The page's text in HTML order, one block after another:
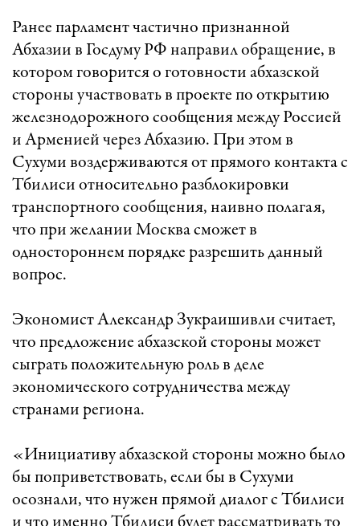
Ранее парламент частично признанной
Абхазии в Госдуму РФ направил обращение, в
котором говорится о готовности абхазской
стороны участвовать в проекте по открытию
железнодорожного сообщения между Россией
и Арменией через Абхазию. При этом в
Сухуми воздерживаются от прямого контакта с
Тбилиси относительно разблокировки
транспортного сообщения, наивно полагая,
что при желании Москва сможет в
одностороннем порядке разрешить данный
вопрос.
Экономист Александр Зукраишивли считает,
что предложение абхазской стороны может
сыграть положительную роль в деле
экономического сотрудничества между
странами региона.
«Инициативу абхазской стороны можно было
бы поприветствовать, если бы в Сухуми
осознали, что нужен прямой диалог с Тбилиси